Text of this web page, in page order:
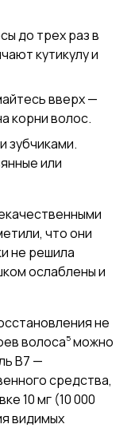
до трех раз в
кутикулу и
вверх —
корни волос.
зубчиками.
или
что они
не решила
ослаблены и
не
волоса5 можно
B7 —
средства,
10 мг (10 000
видимых